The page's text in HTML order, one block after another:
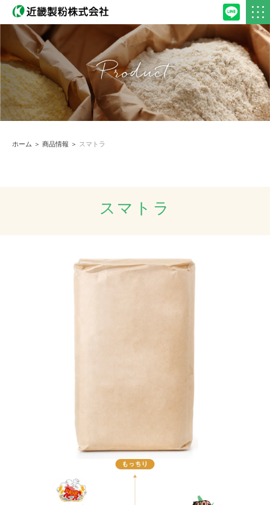
Product
ホーム ＞ 商品情報 ＞ スマトラ
スマトラ